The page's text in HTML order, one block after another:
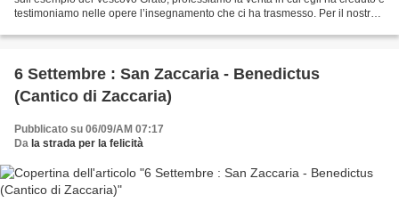
testimoniamo nelle opere l’insegnamento che ci ha trasmesso. Per il nostro
6 Settembre : San Zaccaria - Benedictus
(Cantico di Zaccaria)
Pubblicato su 06/09/AM 07:17
Da la strada per la felicità